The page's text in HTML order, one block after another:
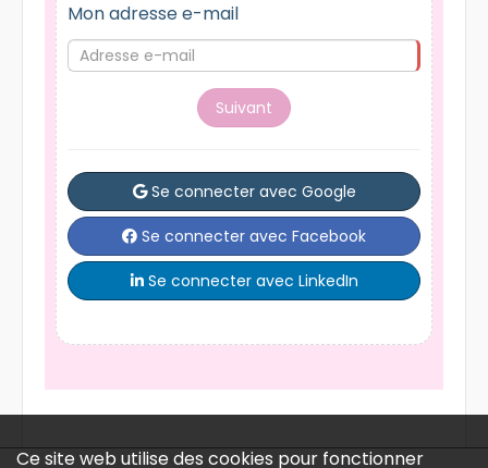
Mon adresse e-mail
Suivant
Se connecter avec Google
Se connecter avec Facebook
Se connecter avec LinkedIn
Ce site web utilise des cookies pour fonctionner